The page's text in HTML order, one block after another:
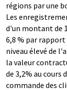
régions par une
Les
d'un montant de
6,8 % par
niveau élevé de
la valeur
de 3,2% au cours
commande des